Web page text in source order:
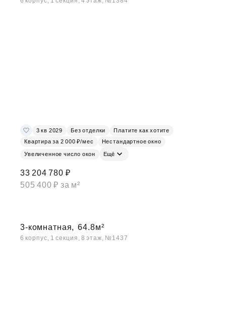
3 кв 2029 Без отделки
Платите как хотите
Квартира за 2 000 ₽/мес
Нестандартное окно
Увеличенное число окон Ещё
33 204 780 ₽
505 400 ₽ за м²
3-комнатная, 64.8м²
6 корпус, 1 секция, 8 этаж, №1437